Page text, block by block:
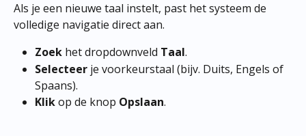
Als je een nieuwe taal instelt, past het systeem de
volledige navigatie direct aan.
Zoek het dropdownveld Taal.
Selecteer je voorkeurstaal (bijv. Duits, Engels of
Spaans).
Klik op de knop Opslaan.